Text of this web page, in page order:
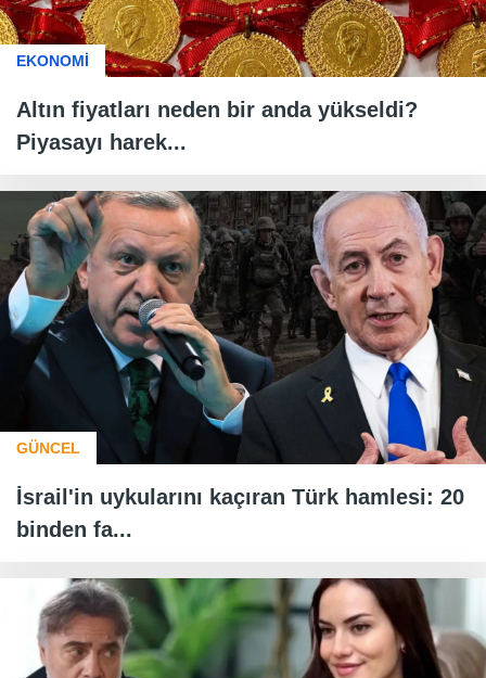
EKONOMİ
Altın fiyatları neden bir anda yükseldi?
Piyasayı harek...
GÜNCEL
İsrail'in uykularını kaçıran Türk hamlesi: 20
binden fa...